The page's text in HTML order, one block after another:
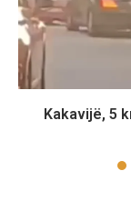
Kakavijë, 5